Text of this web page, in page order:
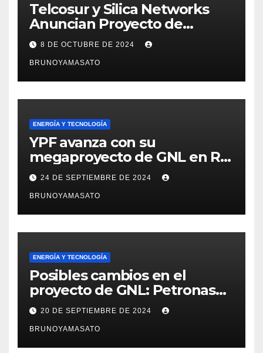
Telcosur y Silica Networks
Anuncian Proyecto de
Conectividad para Punta
Colorada
8 DE OCTUBRE DE 2024
BRUNOYAMASATO
ENERGÍA Y TECNOLOGÍA
YPF avanza con su
megaproyecto de GNL en Río
Negro y crea nueva empresa
para llevarlo adelante
24 DE SEPTIEMBRE DE 2024
BRUNOYAMASATO
ENERGÍA Y TECNOLOGÍA
Posibles cambios en el
proyecto de GNL: Petronas
podría salir, pero la inversión
seguiría firme
20 DE SEPTIEMBRE DE 2024
BRUNOYAMASATO